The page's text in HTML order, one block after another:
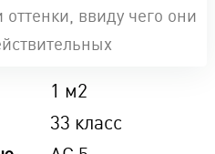
ввиду чего они
1 м2
33 класс